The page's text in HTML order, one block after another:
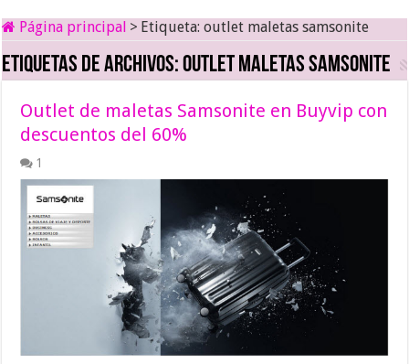
Página principal > Etiqueta:outlet maletas samsonite
Etiquetas de archivos:outlet maletas samsonite
Outlet de maletas Samsonite en Buyvip con
descuentos del 60%
1